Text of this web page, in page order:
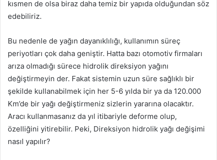
kısmen de olsa biraz daha temiz bir yapıda olduğundan söz
edebiliriz.
Bu nedenle de yağın dayanıklılığı, kullanımın süreç
periyotları çok daha geniştir. Hatta bazı otomotiv firmaları
arıza olmadığı sürece hidrolik direksiyon yağını
değiştirmeyin der. Fakat sistemin uzun süre sağlıklı bir
şekilde kullanabilmek için her 5-6 yılda bir ya da 120.000
Km’de bir yağı değiştirmeniz sizlerin yararına olacaktır.
Aracı kullanmasanız da yıl itibariyle deforme olup,
özelliğini yitirebilir. Peki, Direksiyon hidrolik yağı değişimi
nasıl yapılır?